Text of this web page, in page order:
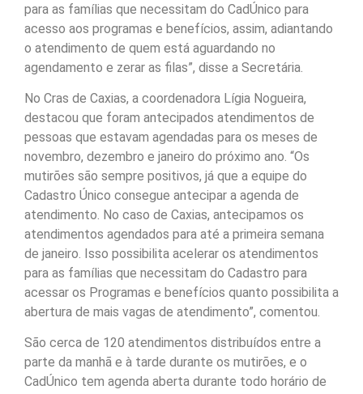
para as famílias que necessitam do CadÚnico para
acesso aos programas e benefícios, assim, adiantando
o atendimento de quem está aguardando no
agendamento e zerar as filas”, disse a Secretária.
No Cras de Caxias, a coordenadora Lígia Nogueira,
destacou que foram antecipados atendimentos de
pessoas que estavam agendadas para os meses de
novembro, dezembro e janeiro do próximo ano. “Os
mutirões são sempre positivos, já que a equipe do
Cadastro Único consegue antecipar a agenda de
atendimento. No caso de Caxias, antecipamos os
atendimentos agendados para até a primeira semana
de janeiro. Isso possibilita acelerar os atendimentos
para as famílias que necessitam do Cadastro para
acessar os Programas e benefícios quanto possibilita a
abertura de mais vagas de atendimento”, comentou.
São cerca de 120 atendimentos distribuídos entre a
parte da manhã e à tarde durante os mutirões, e o
CadÚnico tem agenda aberta durante todo horário de